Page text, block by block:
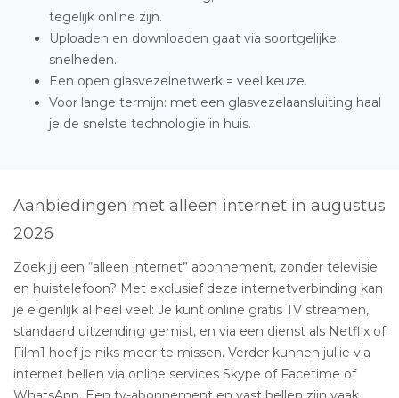
tegelijk online zijn.
Uploaden en downloaden gaat via soortgelijke
snelheden.
Een open glasvezelnetwerk = veel keuze.
Voor lange termijn: met een glasvezelaansluiting haal
je de snelste technologie in huis.
Aanbiedingen met alleen internet in augustus
2026
Zoek jij een “alleen internet” abonnement, zonder televisie
en huistelefoon? Met exclusief deze internetverbinding kan
je eigenlijk al heel veel: Je kunt online gratis TV streamen,
standaard uitzending gemist, en via een dienst als Netflix of
Film1 hoef je niks meer te missen. Verder kunnen jullie via
internet bellen via online services Skype of Facetime of